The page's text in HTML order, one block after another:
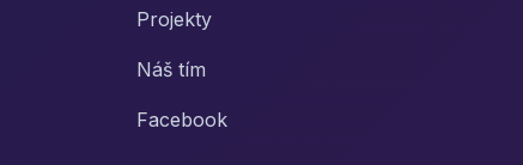
Projekty
Náš tím
Facebook